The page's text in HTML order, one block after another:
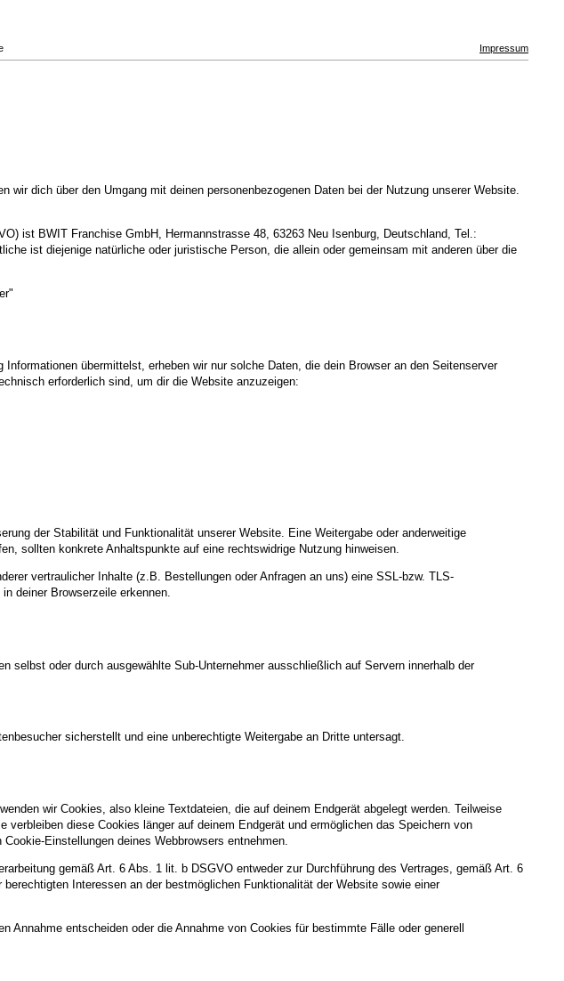
Impressum
dich über den Umgang mit deinen personenbezogenen Daten bei der Nutzung unserer Website.
ist BWIT Franchise GmbH, Hermannstrasse 48, 63263 Neu Isenburg, Deutschland, Tel.:
ist diejenige natürliche oder juristische Person, die allein oder gemeinsam mit anderen über die
übermittelst, erheben wir nur solche Daten, die dein Browser an den Seitenserver
erforderlich sind, um dir die Website anzuzeigen:
der Stabilität und Funktionalität unserer Website. Eine Weitergabe oder anderweitige
sollten konkrete Anhaltspunkte auf eine rechtswidrige Nutzung hinweisen.
vertraulicher Inhalte (z.B. Bestellungen oder Anfragen an uns) eine SSL-bzw. TLS-
deiner Browserzeile erkennen.
selbst oder durch ausgewählte Sub-Unternehmer ausschließlich auf Servern innerhalb der
sicherstellt und eine unberechtigte Weitergabe an Dritte untersagt.
wir Cookies, also kleine Textdateien, die auf deinem Endgerät abgelegt werden. Teilweise
diese Cookies länger auf deinem Endgerät und ermöglichen das Speichern von
Einstellungen deines Webbrowsers entnehmen.
gemäß Art. 6 Abs. 1 lit. b DSGVO entweder zur Durchführung des Vertrages, gemäß Art. 6
Interessen an der bestmöglichen Funktionalität der Website sowie einer
entscheiden oder die Annahme von Cookies für bestimmte Fälle oder generell